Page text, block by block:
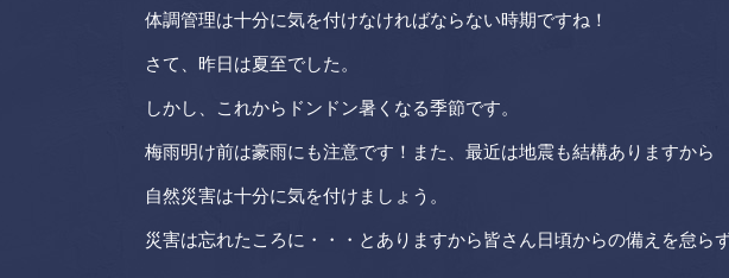
体調管理は十分に気を付けなければならない時期ですね！
さて、昨日は夏至でした。
しかし、これからドンドン暑くなる季節です。
梅雨明け前は豪雨にも注意です！また、最近は地震も結構ありますから
自然災害は十分に気を付けましょう。
災害は忘れたころに・・・とありますから皆さん日頃からの備えを怠ら